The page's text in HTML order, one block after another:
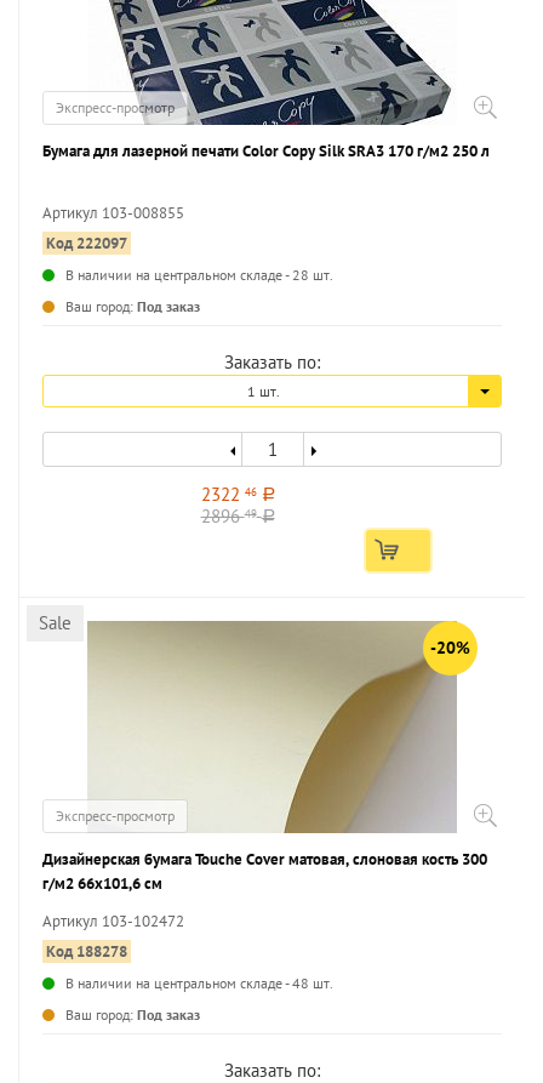
Экспресс-просмотр
Бумага для лазерной печати Color Copy Silk SRA3 170 г/м2 250 л
Артикул 103-008855
Код 222097
В наличии на центральном складе - 28 шт.
Ваш город: Под заказ
Заказать по:
1 шт.
2322 46 a
289649 a
Sale
-20%
Экспресс-просмотр
Дизайнерская бумага Touche Cover матовая, слоновая кость 300
г/м2 66х101,6 см
Артикул 103-102472
Код 188278
В наличии на центральном складе - 48 шт.
Ваш город: Под заказ
Заказать по: